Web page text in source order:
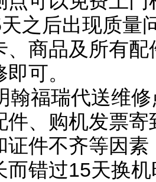
之后出现质量
、商品及所有
可。
瑞代送维修
件、购机发票
证件不齐等因
而错过15天换